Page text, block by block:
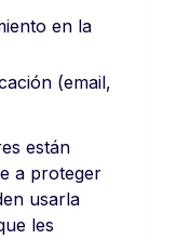
en la
(email,
están
a proteger
usarla
les